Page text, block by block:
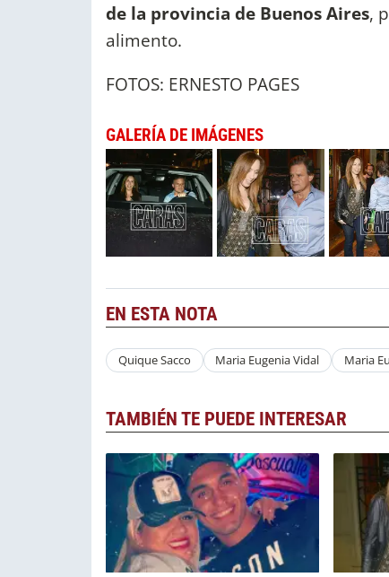
de la provincia de Buenos Aires,
alimento.
FOTOS: ERNESTO PAGES
GALERÍA DE IMÁGENES
EN ESTA NOTA
Quique Sacco Maria Eugenia Vidal Maria
TAMBIÉN TE PUEDE INTERESAR